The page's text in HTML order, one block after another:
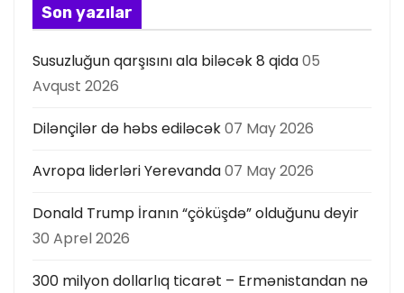
s
ı
Son yazılar
Susuzluğun qarşısını ala biləcək 8 qida05
Avqust 2026
Dilənçilər də həbs ediləcək07 May 2026
Avropa liderləri Yerevanda07 May 2026
Donald Trump İranın “çöküşdə” olduğunu deyir
30 Aprel 2026
300 milyon dollarlıq ticarət – Ermənistandan nə